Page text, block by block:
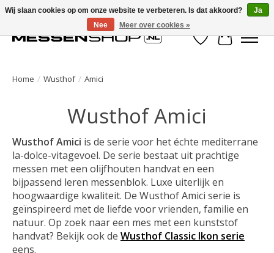
Verlanglijst
Home / Wusthof / Amici
Wusthof Amici
Wusthof Amici is de serie voor het échte mediterrane
la-dolce-vitagevoel. De serie bestaat uit prachtige
messen met een olijfhouten handvat en een
bijpassend leren messenblok. Luxe uiterlijk en
hoogwaardige kwaliteit. De Wusthof Amici serie is
geïnspireerd met de liefde voor vrienden, familie en
natuur. Op zoek naar een mes met een kunststof
handvat? Bekijk ook de Wusthof Classic Ikon serie
eens.
Wij slaan cookies op om onze website te verbeteren. Is dat akkoord?
Ja
Nee
Meer over cookies »